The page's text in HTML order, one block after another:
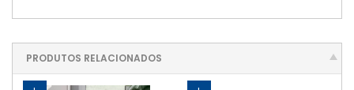
PRODUTOS RELACIONADOS